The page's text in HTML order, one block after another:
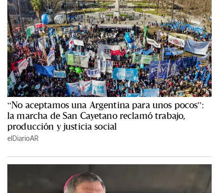
“No aceptamos una Argentina para unos pocos”:
la marcha de San Cayetano reclamó trabajo,
producción y justicia social
elDiarioAR